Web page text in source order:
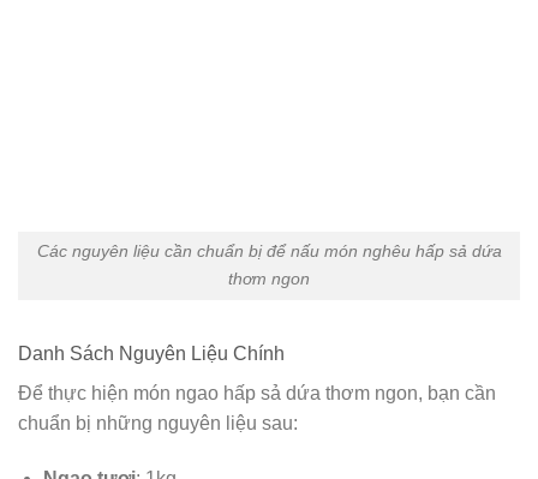
Các nguyên liệu cần chuẩn bị để nấu món nghêu hấp sả dứa
thơm ngon
Danh Sách Nguyên Liệu Chính
Để thực hiện món ngao hấp sả dứa thơm ngon, bạn cần
chuẩn bị những nguyên liệu sau: